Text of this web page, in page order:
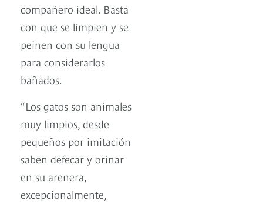
compañero ideal. Basta
con que se limpien y se
peinen con su lengua
para considerarlos
bañados.
“Los gatos son animales
muy limpios, desde
pequeños por imitación
saben defecar y orinar
en su arenera,
excepcionalmente,